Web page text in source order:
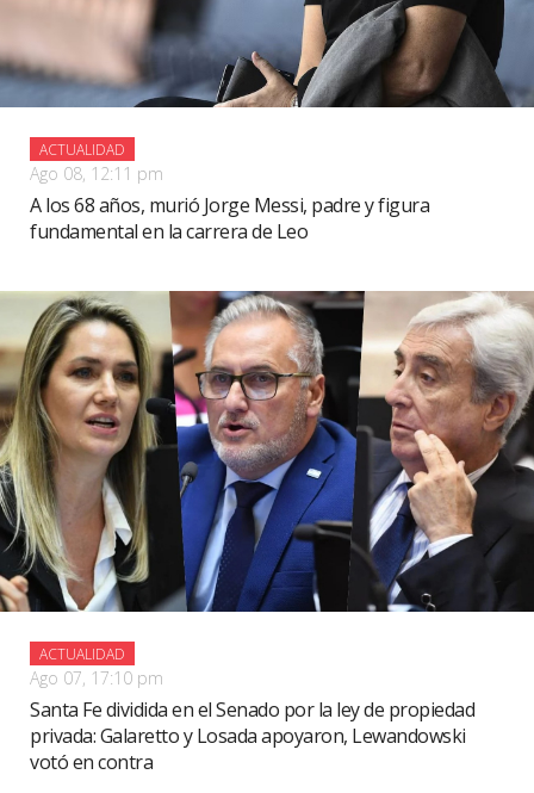
ACTUALIDAD
Ago 08, 12:11 pm
A los 68 años, murió Jorge Messi, padre y figura
fundamental en la carrera de Leo
ACTUALIDAD
Ago 07, 17:10 pm
Santa Fe dividida en el Senado por la ley de propiedad
privada: Galaretto y Losada apoyaron, Lewandowski
votó en contra